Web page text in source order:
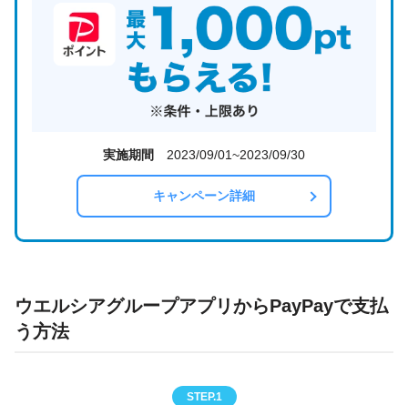
実施期間 2023/09/01~2023/09/30
キャンペーン詳細
ウエルシアグループアプリからPayPayで支払
う方法
STEP.1